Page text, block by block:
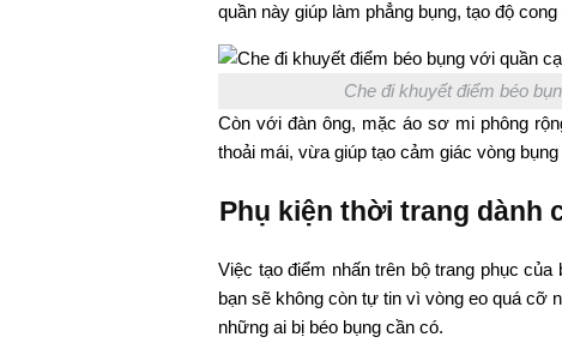
quần này giúp làm phẳng bụng, tạo độ
Che đi khuyết điểm béo
Còn với đàn ông, mặc áo sơ mi phông
thoải mái, vừa giúp tạo cảm giác vòng
Phụ kiện thời trang dành
Việc tạo điểm nhấn trên bộ trang phục
bạn sẽ không còn tự tin vì vòng eo quá cỡ
những ai bị béo bụng cần có.